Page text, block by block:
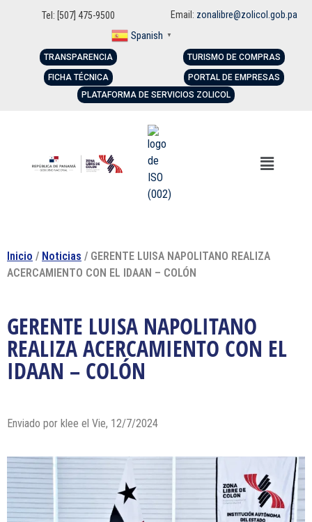
Tel: [507] 475-9500 Email: zonalibre@zolicol.gob.pa
Spanish ▼
TRANSPARENCIA
FICHA TÉCNICA
TURISMO DE COMPRAS
PORTAL DE EMPRESAS
PLATAFORMA DE SERVICIOS ZOLICOL
Inicio / Noticias / GERENTE LUISA NAPOLITANO REALIZA
ACERCAMIENTO CON EL IDAAN – COLÓN
GERENTE LUISA NAPOLITANO
REALIZA ACERCAMIENTO CON EL
IDAAN – COLÓN
Enviado por klee el Vie, 12/7/2024